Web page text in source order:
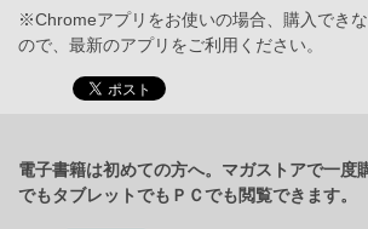
※Chromeアプリをお使いの場合、購入でき
ので、最新のアプリをご利用ください。
電子書籍は初めての方へ。マガストアで一度
でもタブレットでもＰＣでも閲覧できます。